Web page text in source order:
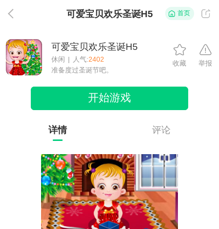
可爱宝贝欢乐圣诞H5 首页
可爱宝贝欢乐圣诞H5
休闲 | 人气:2402
准备度过圣诞节吧。
收藏 举报
开始游戏
详情 评论